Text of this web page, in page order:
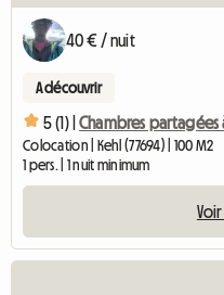
40 € / nuit
A découvrir
5 (1) | Chambres partagées
Colocation | Kehl (77694) | 100 M2
1 pers. | 1 nuit minimum